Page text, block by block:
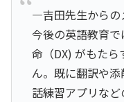
―吉田先生から
今後の英語教育
命（DX) がもた
ん。既に翻訳や
話練習アプリな